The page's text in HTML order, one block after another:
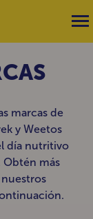
marcas de
y Weetos
día nutritivo
Obtén más